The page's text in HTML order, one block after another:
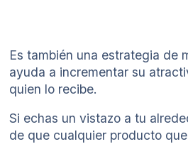
Es también una estrategia de
ayuda a incrementar su
quien lo recibe.
Si echas un vistazo a tu
de que cualquier producto